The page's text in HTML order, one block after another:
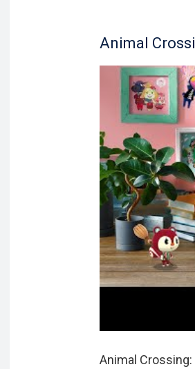
Animal
Animal